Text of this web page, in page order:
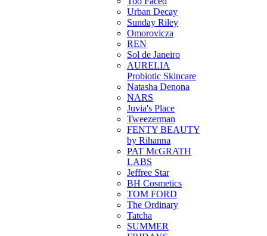
Urban Decay
Sunday Riley
Omorovicza
REN
Sol de Janeiro
AURELIA
Probiotic Skincare
Natasha Denona
NARS
Juvia's Place
Tweezerman
FENTY BEAUTY
by Rihanna
PAT McGRATH
LABS
Jeffree Star
BH Cosmetics
TOM FORD
The Ordinary
Tatcha
SUMMER